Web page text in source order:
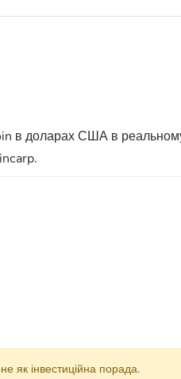
в ексклюзивних токен-сейлах та
та інвестування.
атак та регуляторні
ви зможете поповнити свій
додатків (dApps). BSC
в доларах США в
як інвестиційна порада.